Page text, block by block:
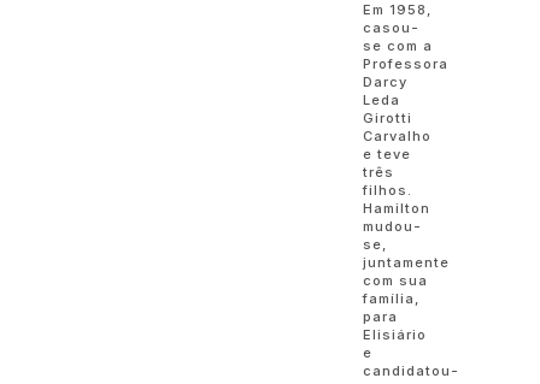
Em 1958,
casou-
se com a
Professora
Darcy
Leda
Girotti
Carvalho
e teve
três
filhos.
Hamilton
mudou-
se,
juntamente
com sua
família,
para
Elisiário
e
candidatou-